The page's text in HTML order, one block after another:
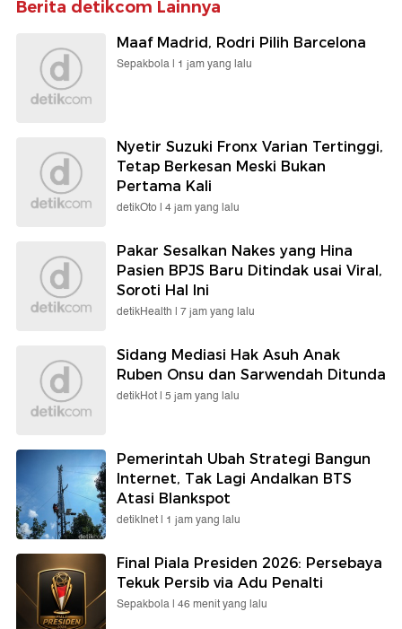
Berita detikcom Lainnya
Maaf Madrid, Rodri Pilih Barcelona
Sepakbola | 1 jam yang lalu
Nyetir Suzuki Fronx Varian Tertinggi,
Tetap Berkesan Meski Bukan
Pertama Kali
detikOto | 4 jam yang lalu
Pakar Sesalkan Nakes yang Hina
Pasien BPJS Baru Ditindak usai Viral,
Soroti Hal Ini
detikHealth | 7 jam yang lalu
Sidang Mediasi Hak Asuh Anak
Ruben Onsu dan Sarwendah Ditunda
detikHot | 5 jam yang lalu
Pemerintah Ubah Strategi Bangun
Internet, Tak Lagi Andalkan BTS
Atasi Blankspot
detikInet | 1 jam yang lalu
Final Piala Presiden 2026: Persebaya
Tekuk Persib via Adu Penalti
Sepakbola | 46 menit yang lalu